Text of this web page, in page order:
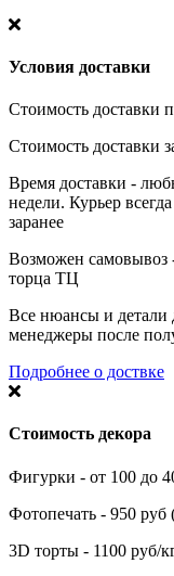
Условия доставки
Стоимость доставки
Стоимость доставки
Время доставки -
недели. Курьер
заранее
Возможен самовывоз
торца ТЦ
Все нюансы и детали
менеджеры после
Подробнее о доствке
Стоимость декора
Фигурки - от 100 до
Фотопечать - 950
3D торты - 1100 руб/